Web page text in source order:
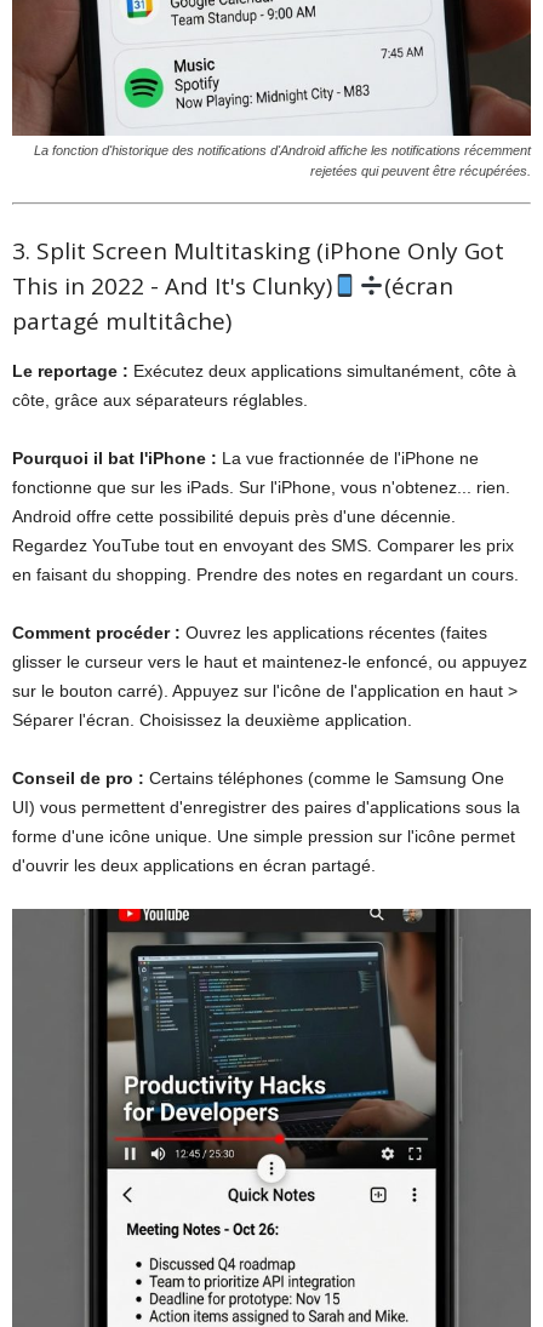
La fonction d'historique des notifications d'Android affiche les notifications récemment
rejetées qui peuvent être récupérées.
3. Split Screen Multitasking (iPhone Only Got
This in 2022 - And It's Clunky)
(écran
partagé multitâche)
Le reportage : Exécutez deux applications simultanément, côte à
côte, grâce aux séparateurs réglables.
Pourquoi il bat l'iPhone : La vue fractionnée de l'iPhone ne
fonctionne que sur les iPads. Sur l'iPhone, vous n'obtenez... rien.
Android offre cette possibilité depuis près d'une décennie.
Regardez YouTube tout en envoyant des SMS. Comparer les prix
en faisant du shopping. Prendre des notes en regardant un cours.
Comment procéder : Ouvrez les applications récentes (faites
glisser le curseur vers le haut et maintenez-le enfoncé, ou appuyez
sur le bouton carré). Appuyez sur l'icône de l'application en haut >
Séparer l'écran. Choisissez la deuxième application.
Conseil de pro : Certains téléphones (comme le Samsung One
UI) vous permettent d'enregistrer des paires d'applications sous la
forme d'une icône unique. Une simple pression sur l'icône permet
d'ouvrir les deux applications en écran partagé.